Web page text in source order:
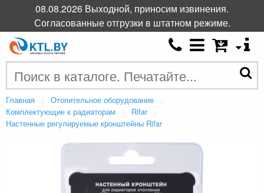
Главная
Отопительное оборудование
Комплектующие к радиаторам
Rifar
Настенные регулируемые кронштейны Rifar
08.08.2026 Выходной, приносим извинения.
Согласованные отгрузки в штатном режиме.